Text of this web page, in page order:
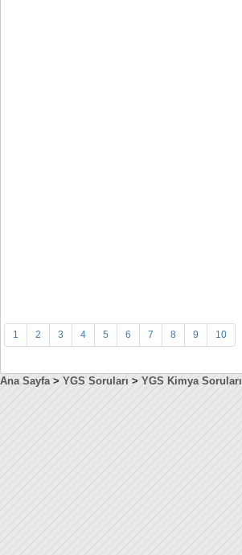
1 2 3 4 5 6 7 8 9 10
Ana Sayfa> YGS Soruları > YGS Kimya Soruları